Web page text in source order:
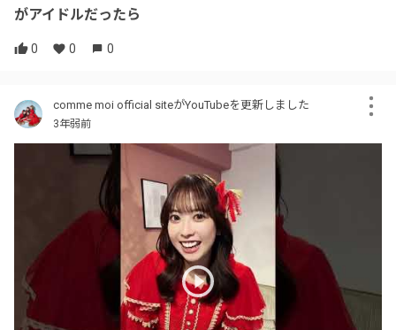
がアイドルだったら
0 0 0
comme moi official siteがYouTubeを更新しました
3年弱前